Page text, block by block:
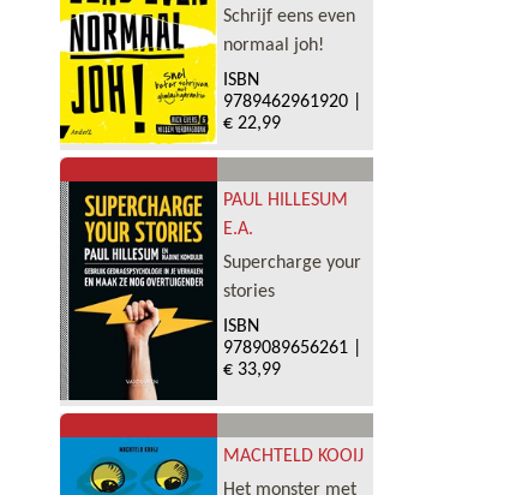
Schrijf eens even
normaal joh!
ISBN
9789462961920|
€ 22,99
PAUL HILLESUM
E.A.
Supercharge your
stories
ISBN
9789089656261|
€ 33,99
MACHTELD KOOIJ
Het monster met